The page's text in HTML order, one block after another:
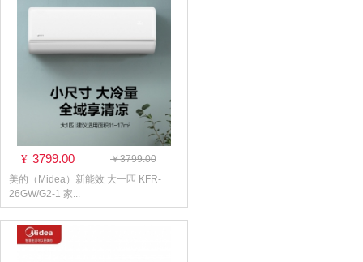
¥ 3799.00
￥3799.00
美的（Midea）新能效 大一匹 KFR-
26GW/G2-1 家...